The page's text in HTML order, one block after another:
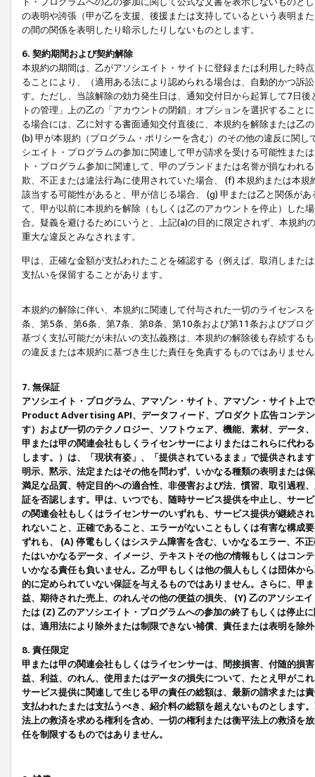
の表明や誇張（甲が乙を支援、後援または支持しているという表明ま
の間の関係を表明したり暗示したりしないものとします。
6. 契約期間および契約解除
本規約の期間は、乙がアソシエイト・サイトに登録または利用した時
ることにより、（適用ある法により認められる場合は、自動的かつ訴
す。ただし、当該解除の効力発生日は、通知交付日から起算して7日
トの管理」上の乙の「アカウントの閉鎖」オプションを選択するこ
る場合には、乙に対する書面通知交付直後に、本規約を解除または乙
(b) 甲が本規約（プログラム・ポリシーを含む）のその他の違反に関
シエイト・プログラムの参加に関連して甲が請求を受ける可能性また
ト・プログラム参加に関連して、甲のブランドまたは名誉が損なわれ
欺、不正または違法行為に使用されていた場合、 (f) 本規約または本
該当する可能性があると、甲が信じる場合、 (g) 甲または乙と関係が
て、甲が以前に本規約を解除（もしくは乙のアカウントを停止）した
合。疑義を避けるためにいうと、上記(a)の目的に限定されず、本規
重大な違反とみなされます。
甲は、正確な金額が支払われたことを確認する（例えば、取消しまた
支払いを保留することがあります。
本規約の解除に伴い、本規約に関連して付与された一切のライセンス
条、第5条、第6条、第7条、第8条、第10条および第11条およびプロ
基づく支払可能だが未払いの支払義務は、本規約の解除後も存続する
の違反または本規約に基づき生じた責任を免責するものではありませ
7. 無保証
アソシエイト・プログラム、アマゾン・サイト、アマゾン・サイト上
Product Advertising API、データフィード、プロダクト広告コンテ
す）および一切のテクノロジー、ソフトウェア、機能、素材、データ
甲または甲の関連会社もしくライセンサーによりまたはこれらに代わ
します。）は、「現状有姿」、「提供されているまま」で提供されま
明示、黙示、法定またはその他を問わず、いかなる種類の表明または
満足な品質、特定目的への適合性、非侵害および法、慣習、取引過程
証を否認します。甲は、いつでも、随時サービス提供を中止し、サー
の関連会社もしくはライセンサーのいずれも、サービス提供が継続さ
れないこと、正確であること、エラーがないこともしくは有害な構成
ずれも、 (A) 停電もしくはシステム障害を含む、いかなるエラー、不
たはいかなるデータ、イメージ、テキストその他の情報もしくはコン
いかなる責任も負いません。乙が甲もしくは他の個人もしくは団体か
的に定められていない保証を与えるものではありません。さらに、甲
益、期待された売上、のれんその他の便益の損失、 (Y) 乙のアソシエ
たは (Z) 乙のアソシエイト・プログラムへの参加の終了もしくは停止
は、適用法により除外または制限できない補償、責任または表明を除
8. 責任限定
甲または甲の関連会社もしくはライセンサーは、間接損害、付随的損
益、利益、のれん、使用またはデータの損失について、たとえ甲がこ
サービス提供に関連して生じる甲の責任の総額は、最新の請求または
支払われたまたは支払うべき、紹介料の総額を超えないものとします
法上の救済を求める権利を含め、一切の権利または衡平法上の救済を
任を制限するものではありません。